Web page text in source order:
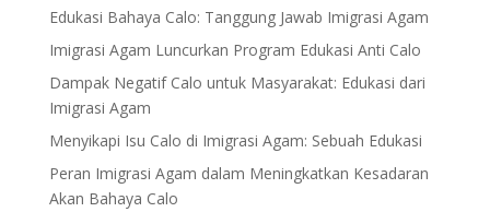
Edukasi Bahaya Calo: Tanggung Jawab Imigrasi Agam
Imigrasi Agam Luncurkan Program Edukasi Anti Calo
Dampak Negatif Calo untuk Masyarakat: Edukasi dari
Imigrasi Agam
Menyikapi Isu Calo di Imigrasi Agam: Sebuah Edukasi
Peran Imigrasi Agam dalam Meningkatkan Kesadaran
Akan Bahaya Calo